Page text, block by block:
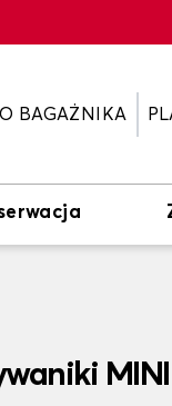
BAGAŻNIKA